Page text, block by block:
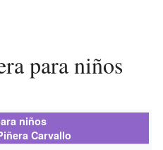
para niños
niños
Carvallo